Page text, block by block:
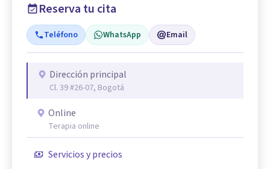
Reserva tu cita
Teléfono WhatsApp Email
Dirección principal
Cl. 39 #26-07, Bogotá
Online
Terapia online
Servicios y precios